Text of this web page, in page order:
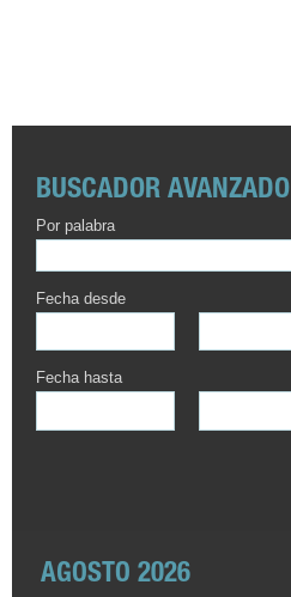
BUSCADOR AVANZADO
Por palabra
Fecha desde
Fecha hasta
AGOSTO 2026